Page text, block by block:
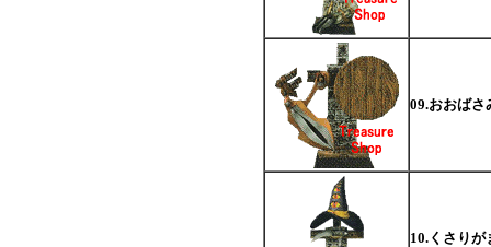
09.おおばさ
10.くさり